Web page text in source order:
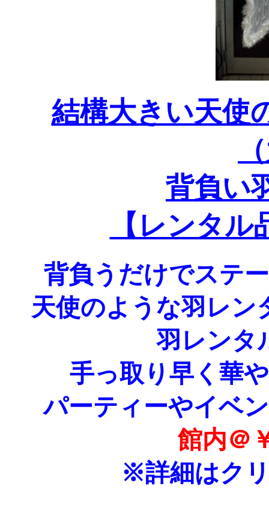
結構大きい天使
背負い
【レンタ
背負うだけでステ
天使のような羽レン
羽レンタ
手っ取り早く華
パーティーやイベ
館内＠
※詳細はク